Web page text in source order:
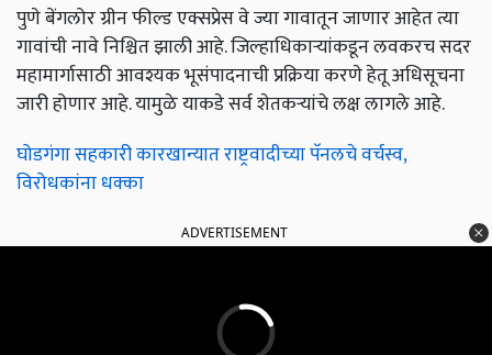
पुणे बेंगलोर ग्रीन फील्ड एक्सप्रेस वे ज्या गावातून जाणार आहेत त्या
गावांची नावे निश्चित झाली आहे. जिल्हाधिकार्‍यांकडून लवकरच सदर
महामार्गासाठी आवश्यक भूसंपादनाची प्रक्रिया करणे हेतू अधिसूचना
जारी होणार आहे. यामुळे याकडे सर्व शेतकऱ्यांचे लक्ष लागले आहे.
घोडगंगा सहकारी कारखान्यात राष्ट्रवादीच्या पॅनलचे वर्चस्व,
विरोधकांना धक्का
ADVERTISEMENT